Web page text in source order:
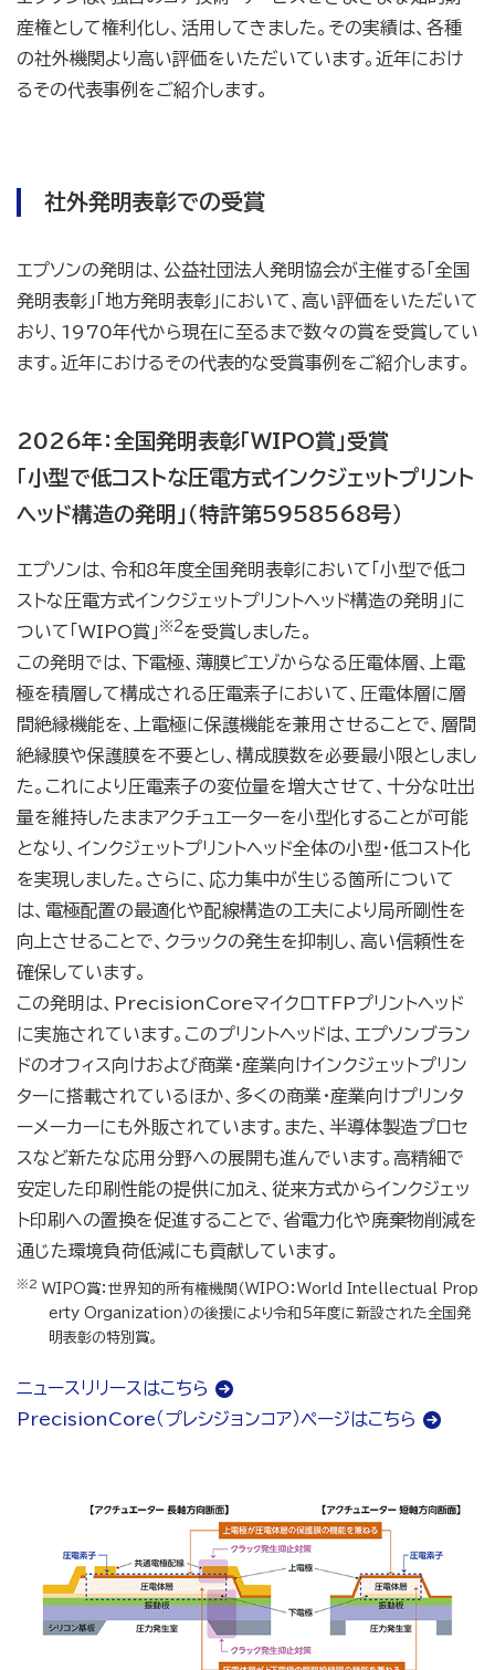
産権として権利化し、活用してきました。その実績は、各種
の社外機関より高い評価をいただいています。近年におけ
るその代表事例をご紹介します。
社外発明表彰での受賞
エプソンの発明は、公益社団法人発明協会が主催する「全国
発明表彰」「地方発明表彰」において、高い評価をいただいて
おり、1970年代から現在に至るまで数々の賞を受賞してい
ます。近年におけるその代表的な受賞事例をご紹介します。
2026年：全国発明表彰「WIPO賞」受賞
「小型で低コストな圧電方式インクジェットプリント
ヘッド構造の発明」（特許第5958568号）
エプソンは、令和8年度全国発明表彰において「小型で低コ
ストな圧電方式インクジェットプリントヘッド構造の発明」に
ついて「WIPO賞」 ※2を受賞しました。
この発明では、下電極、薄膜ピエゾからなる圧電体層、上電
極を積層して構成される圧電素子において、圧電体層に層
間絶縁機能を、上電極に保護機能を兼用させることで、層間
絶縁膜や保護膜を不要とし、構成膜数を必要最小限としまし
た。これにより圧電素子の変位量を増大させて、十分な吐出
量を維持したままアクチュエーターを小型化することが可能
となり、インクジェットプリントヘッド全体の小型・低コスト化
を実現しました。さらに、応力集中が生じる箇所について
は、電極配置の最適化や配線構造の工夫により局所剛性を
向上させることで、クラックの発生を抑制し、高い信頼性を
確保しています。
この発明は、PrecisionCoreマイクロTFPプリントヘッド
に実施されています。このプリントヘッドは、エプソンブラン
ドのオフィス向けおよび商業・産業向けインクジェットプリン
ターに搭載されているほか、多くの商業・産業向けプリンタ
ーメーカーにも外販されています。また、半導体製造プロセ
スなど新たな応用分野への展開も進んでいます。高精細で
安定した印刷性能の提供に加え、従来方式からインクジェッ
ト印刷への置換を促進することで、省電力化や廃棄物削減を
通じた環境負荷低減にも貢献しています。
※2 WIPO賞：世界知的所有権機関（WIPO：World Intellectual Prop
erty Organization）の後援により令和5年度に新設された全国発
明表彰の特別賞。
ニュースリリースはこちら
PrecisionCore（プレシジョンコア）ページはこちら